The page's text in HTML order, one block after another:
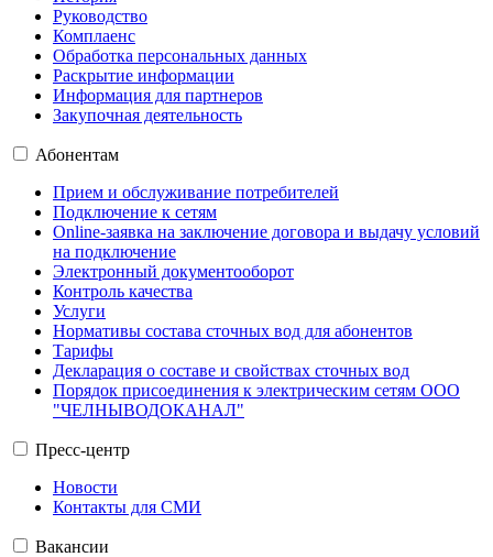
Руководство
Комплаенс
Обработка персональных данных
Раскрытие информации
Информация для партнеров
Закупочная деятельность
Абонентам
Прием и обслуживание потребителей
Подключение к сетям
Online-заявка на заключение договора и выдачу условий
на подключение
Электронный документооборот
Контроль качества
Услуги
Нормативы состава сточных вод для абонентов
Тарифы
Декларация о составе и свойствах сточных вод
Порядок присоединения к электрическим сетям ООО
"ЧЕЛНЫВОДОКАНАЛ"
Пресс-центр
Новости
Контакты для СМИ
Вакансии